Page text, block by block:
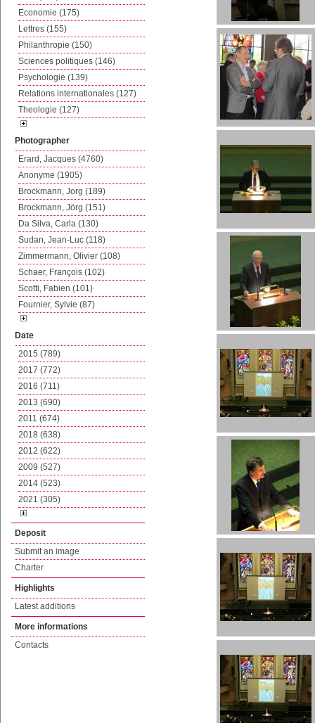
Economie (175)
Lettres (155)
Philanthropie (150)
Sciences politiques (146)
Psychologie (139)
Relations internationales (127)
Theologie (127)
Photographer
Erard, Jacques (4760)
Anonyme (1905)
Brockmann, Jorg (189)
Brockmann, Jörg (151)
Da Silva, Carla (130)
Sudan, Jean-Luc (118)
Zimmermann, Olivier (108)
Schaer, François (102)
Scotti, Fabien (101)
Fournier, Sylvie (87)
Date
2015 (789)
2017 (772)
2016 (711)
2013 (690)
2011 (674)
2018 (638)
2012 (622)
2009 (527)
2014 (523)
2021 (305)
Deposit
Submit an image
Charter
Highlights
Latest additions
More informations
Contacts